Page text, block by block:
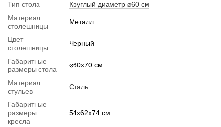
Тип стола
Круглый диаметр ⌀60 см
Материал
столешницы
Металл
Цвет
столешницы
Черный
Габаритные
размеры стола
⌀60x70 см
Материал
стульев
Сталь
Габаритные
размеры
кресла
54х62х74 см